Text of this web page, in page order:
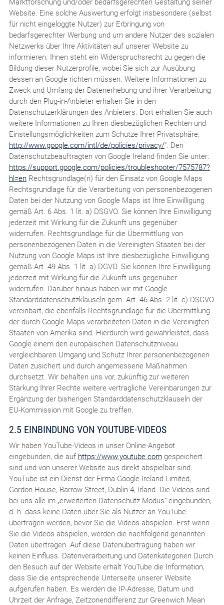
Website. Eine solche Auswertung erfolgt insbesondere (selbst
für nicht eingeloggte Nutzer) zur Erbringung von
bedarfsgerechter Werbung und um andere Nutzer des sozialen
Netzwerks über Ihre Aktivitäten auf unserer Website zu
informieren. Ihnen steht ein Widerspruchsrecht zu gegen die
Bildung dieser Nutzerprofile, wobei Sie sich zur Ausübung
dessen an Google richten müssen. Weitere Informationen zu
Zweck und Umfang der Datenerhebung und ihrer Verarbeitung
durch den Plug-in-Anbieter erhalten Sie in den
Datenschutzerklärungen des Anbieters. Dort erhalten Sie auch
weitere Informationen zu Ihren diesbezüglichen Rechten und
Einstellungsmöglichkeiten zum Schutze Ihrer Privatsphäre:
http://www.google.com/intl/de/policies/privacy/". Den
Datenschutzbeauftragten von Google Ireland finden Sie unter:
https://support.google.com/policies/troubleshooter/7575787?
hl=enRechtsgrundlage(n) für den Einsatz von Google Maps
Rechtsgrundlage für die Verarbeitung von personenbezogenen
Daten bei der Nutzung von Google Maps ist Ihre Einwilligung
gemäß Art. 6 Abs. 1 lit. a) DSGVO. Sie können Ihre Einwilligung
jederzeit mit Wirkung für die Zukunft uns gegenüber
widerrufen. Rechtsgrundlage für die Übermittlung von
personenbezogenen Daten in die Vereinigten Staaten bei der
Nutzung von Google Maps ist Ihre diesbezügliche Einwilligung
gemäß Art. 49 Abs. 1 lit. a) DGVO. Sie können Ihre Einwilligung
jederzeit mit Wirkung für die Zukunft uns gegenüber
widerrufen. Darüber hinaus haben wir mit Google
Standarddatenschutzklauseln gem. Art. 46 Abs. 2 lit. c) DSGVO
vereinbart, die ebenfalls Rechtsgrundlage für die Übermittlung
der durch Google Maps verarbeiteten Daten in die Vereinigten
Staaten von Amerika sind. Hierdurch wird gewährleistet, dass
Google einem den europäischen Datenschutzniveau
vergleichbaren Umgang und Schutz Ihrer personenbezogenen
Daten zusichert und durch angemessene Maßnahmen
durchsetzt. Wir behalten uns vor, zukünftig zur weiteren
Stärkung Ihrer Rechte weitere vertragliche Vereinbarungen zur
Ergänzung der bisherigen Standarddatenschutzklauseln der
EU-Kommission mit Google zu treffen.
2.5 EINBINDUNG VON YOUTUBE-VIDEOS
Wir haben YouTube-Videos in unser Online-Angebot
eingebunden, die auf https://www.youtube.comgespeichert
sind und von unserer Website aus direkt abspielbar sind.
YouTube ist ein Dienst der Firma Google Ireland Limited,
Gordon House, Barrow Street, Dublin 4, Irland. Die Videos sind
bei uns alle im „erweiterten Datenschutz-Modus“ eingebunden,
d. h. dass keine Daten über Sie als Nutzer an YouTube
übertragen werden, bevor Sie die Videos abspielen. Erst wenn
Sie die Videos abspielen, werden die nachfolgend genannten
Daten übertragen. Auf diese Datenübertragung haben wir
keinen Einfluss. Datenverarbeitung und Datenkategorien Durch
den Besuch auf der Website erhält YouTube die Information,
dass Sie die entsprechende Unterseite unserer Website
aufgerufen haben. Es werden die IP-Adresse, Datum und
Uhrzeit der Anfrage, Zeitzonendifferenz zur Greenwich Mean